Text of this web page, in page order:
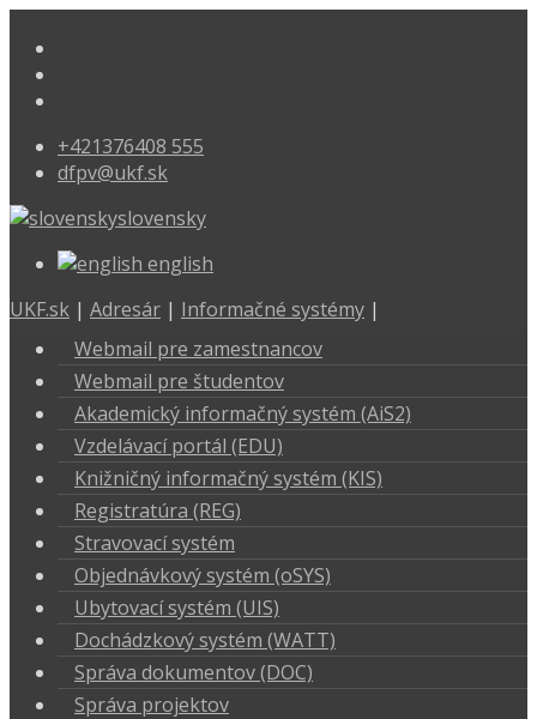
+421376408 555
dfpv@ukf.sk
slovensky
english
UKF.sk | Adresár | Informačné systémy |
Webmail pre zamestnancov
Webmail pre študentov
Akademický informačný systém (AiS2)
Vzdelávací portál (EDU)
Knižničný informačný systém (KIS)
Registratúra (REG)
Stravovací systém
Objednávkový systém (oSYS)
Ubytovací systém (UIS)
Dochádzkový systém (WATT)
Správa dokumentov (DOC)
Správa projektov